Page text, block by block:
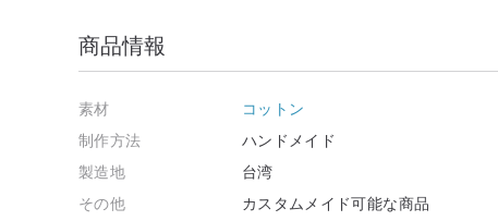
商品情報
素材
コットン
制作方法
ハンドメイド
製造地
台湾
その他
カスタムメイド可能な商品